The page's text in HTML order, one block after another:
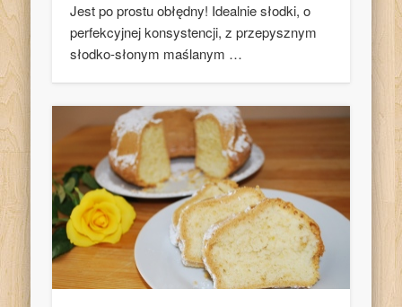
Jest po prostu obłędny! Idealnie słodki, o
perfekcyjnej konsystencji, z przepysznym
słodko-słonym maślanym …